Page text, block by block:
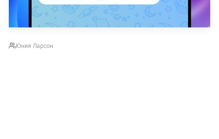
Юния Ларсон